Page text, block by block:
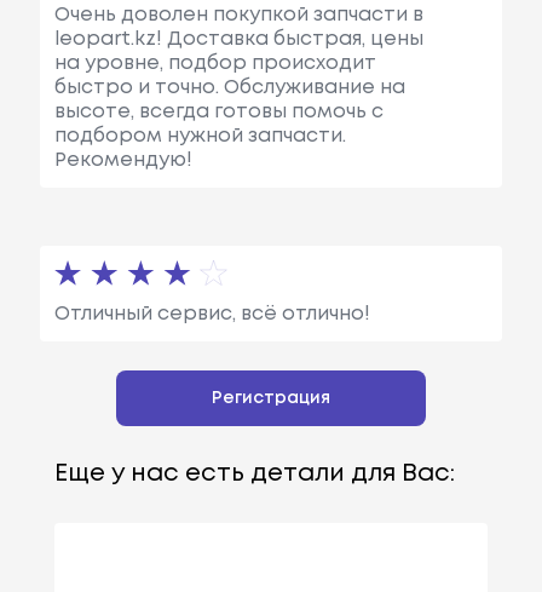
Очень доволен покупкой запчасти в
leopart.kz! Доставка быстрая, цены
на уровне, подбор происходит
быстро и точно. Обслуживание на
высоте, всегда готовы помочь с
подбором нужной запчасти.
Рекомендую!
Отличный сервис, всё отлично!
Регистрация
Еще у нас есть детали для Вас: